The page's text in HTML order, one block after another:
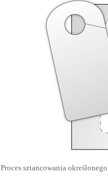
Proces sztancowania